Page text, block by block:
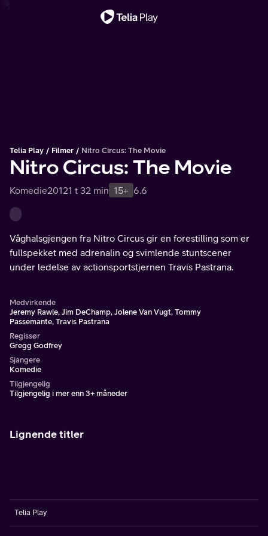
Telia Play Filmer Nitro Circus: The Movie
Nitro Circus: The Movie
Komedie20121 t 32 min 15+ 6.6
Våghalsgjengen fra Nitro Circus gir en forestilling som er
fullspekket med adrenalin og svimlende stuntscener
under ledelse av actionsportstjernen Travis Pastrana.
Medvirkende
Jeremy Rawle, Jim DeChamp, Jolene Van Vugt, Tommy
Passemante, Travis Pastrana
Regissør
Gregg Godfrey
Sjangere
Komedie
Tilgjengelig
Tilgjengelig i mer enn 3+ måneder
Lignende titler
Telia Play